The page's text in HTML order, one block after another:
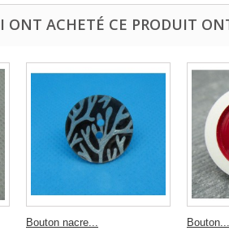
ONT ACHETÉ CE PRODUIT
Bouton nacre...
Bouton...